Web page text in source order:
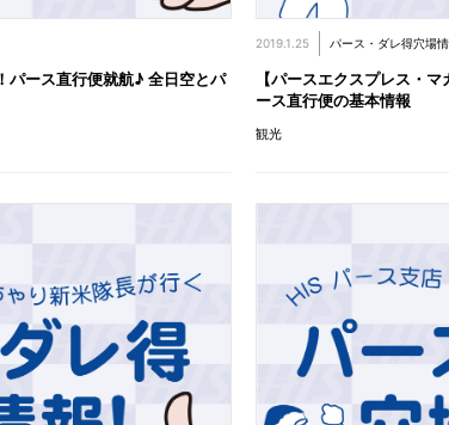
パース直行便就航♪ 全日空とパ
2019.1.25 パース・ダレ得穴場情
【パースエクスプレス・
ース直行便の基本情報
観光